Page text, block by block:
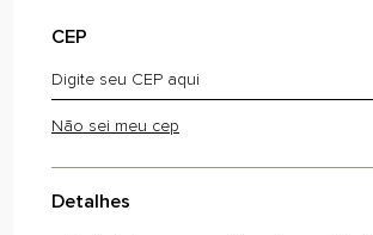
CEP
Não sei meu cep
Detalhes